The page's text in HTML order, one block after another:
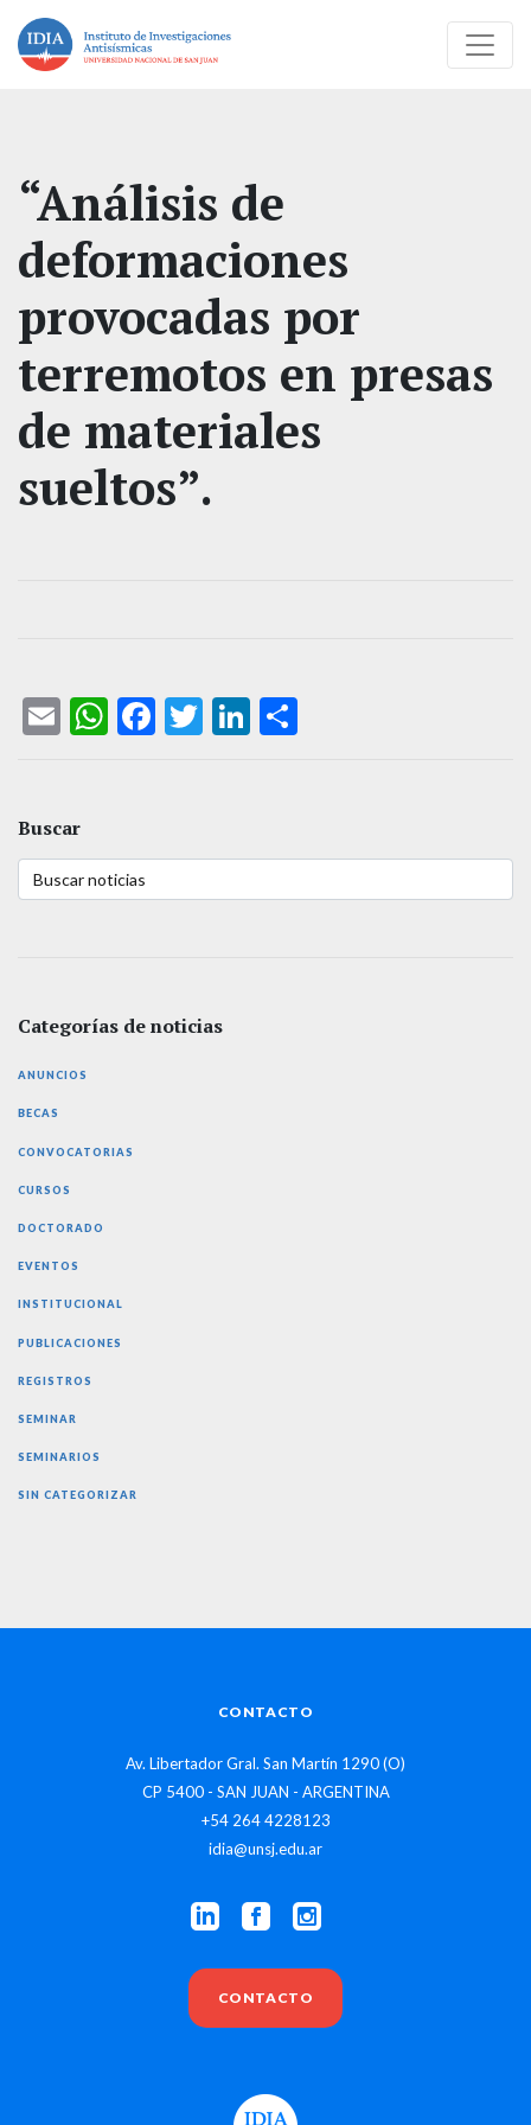
“Análisis de
deformaciones
provocadas por
terremotos en presas
de materiales
sueltos”.
EmailWhatsApp
Facebook
TwitterLinkedIn
Buscar
Categorías de noticias
ANUNCIOS
BECAS
CONVOCATORIAS
CURSOS
DOCTORADO
EVENTOS
INSTITUCIONAL
PUBLICACIONES
REGISTROS
SEMINAR
SEMINARIOS
SIN CATEGORIZAR
CONTACTO
Av. Libertador Gral. San Martín 1290 (O)
CP 5400 - SAN JUAN - ARGENTINA
+54 264 4228123
idia@unsj.edu.ar
CONTACTO